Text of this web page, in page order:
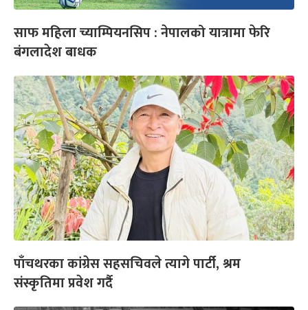
साफ महिला च्याम्पियनसिप : नेपालको यात्रामा फेरि
बंगलादेश बाधक
पाँचथरका कांग्रेस सहसचिवले त्यागे पार्टी, श्रम
संस्कृतिमा प्रवेश गर्दै